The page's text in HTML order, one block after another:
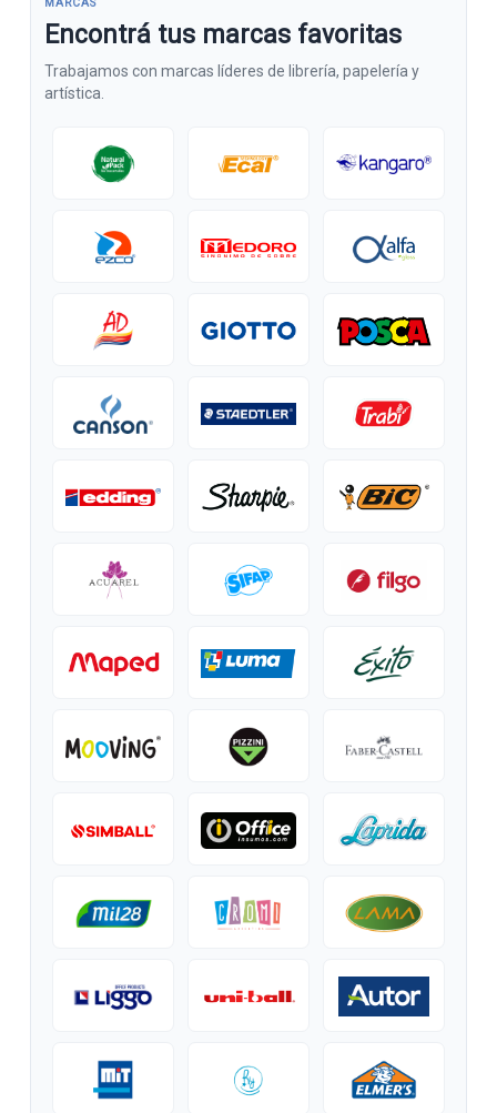
MARCAS
Encontrá tus marcas favoritas
Trabajamos con marcas líderes de librería, papelería y
artística.